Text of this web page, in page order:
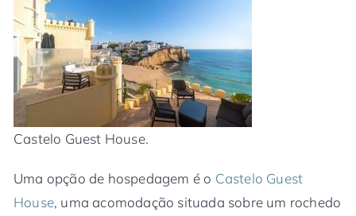
Castelo Guest House.
Uma opção de hospedagem é o Castelo Guest
House, uma acomodação situada sobre um rochedo